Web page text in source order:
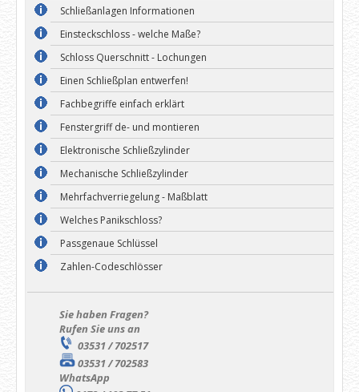
Schließanlagen Informationen
Einsteckschloss - welche Maße?
Schloss Querschnitt - Lochungen
Einen Schließplan entwerfen!
Fachbegriffe einfach erklärt
Fenstergriff de- und montieren
Elektronische Schließzylinder
Mechanische Schließzylinder
Mehrfachverriegelung - Maßblatt
Welches Panikschloss?
Passgenaue Schlüssel
Zahlen-Codeschlösser
Sie haben Fragen?
Rufen Sie uns an
03531 / 702517
03531 / 702583
WhatsApp